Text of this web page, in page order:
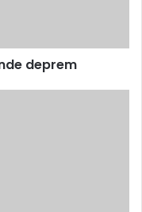
deprem